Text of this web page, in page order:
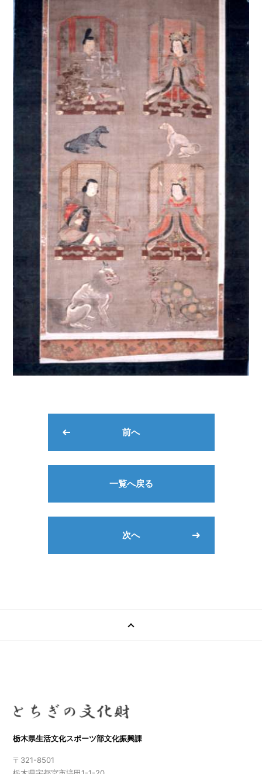
前へ
一覧へ戻る
次へ
栃木県生活文化スポーツ部文化振興課
〒321-8501